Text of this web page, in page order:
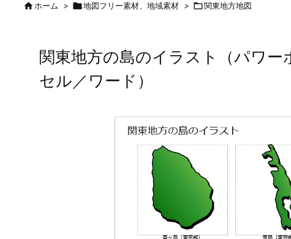
ホーム > 地図フリー素材、地域素材 > 関東地方地図
関東地方の島のイラスト（パワー
セル／ワード）